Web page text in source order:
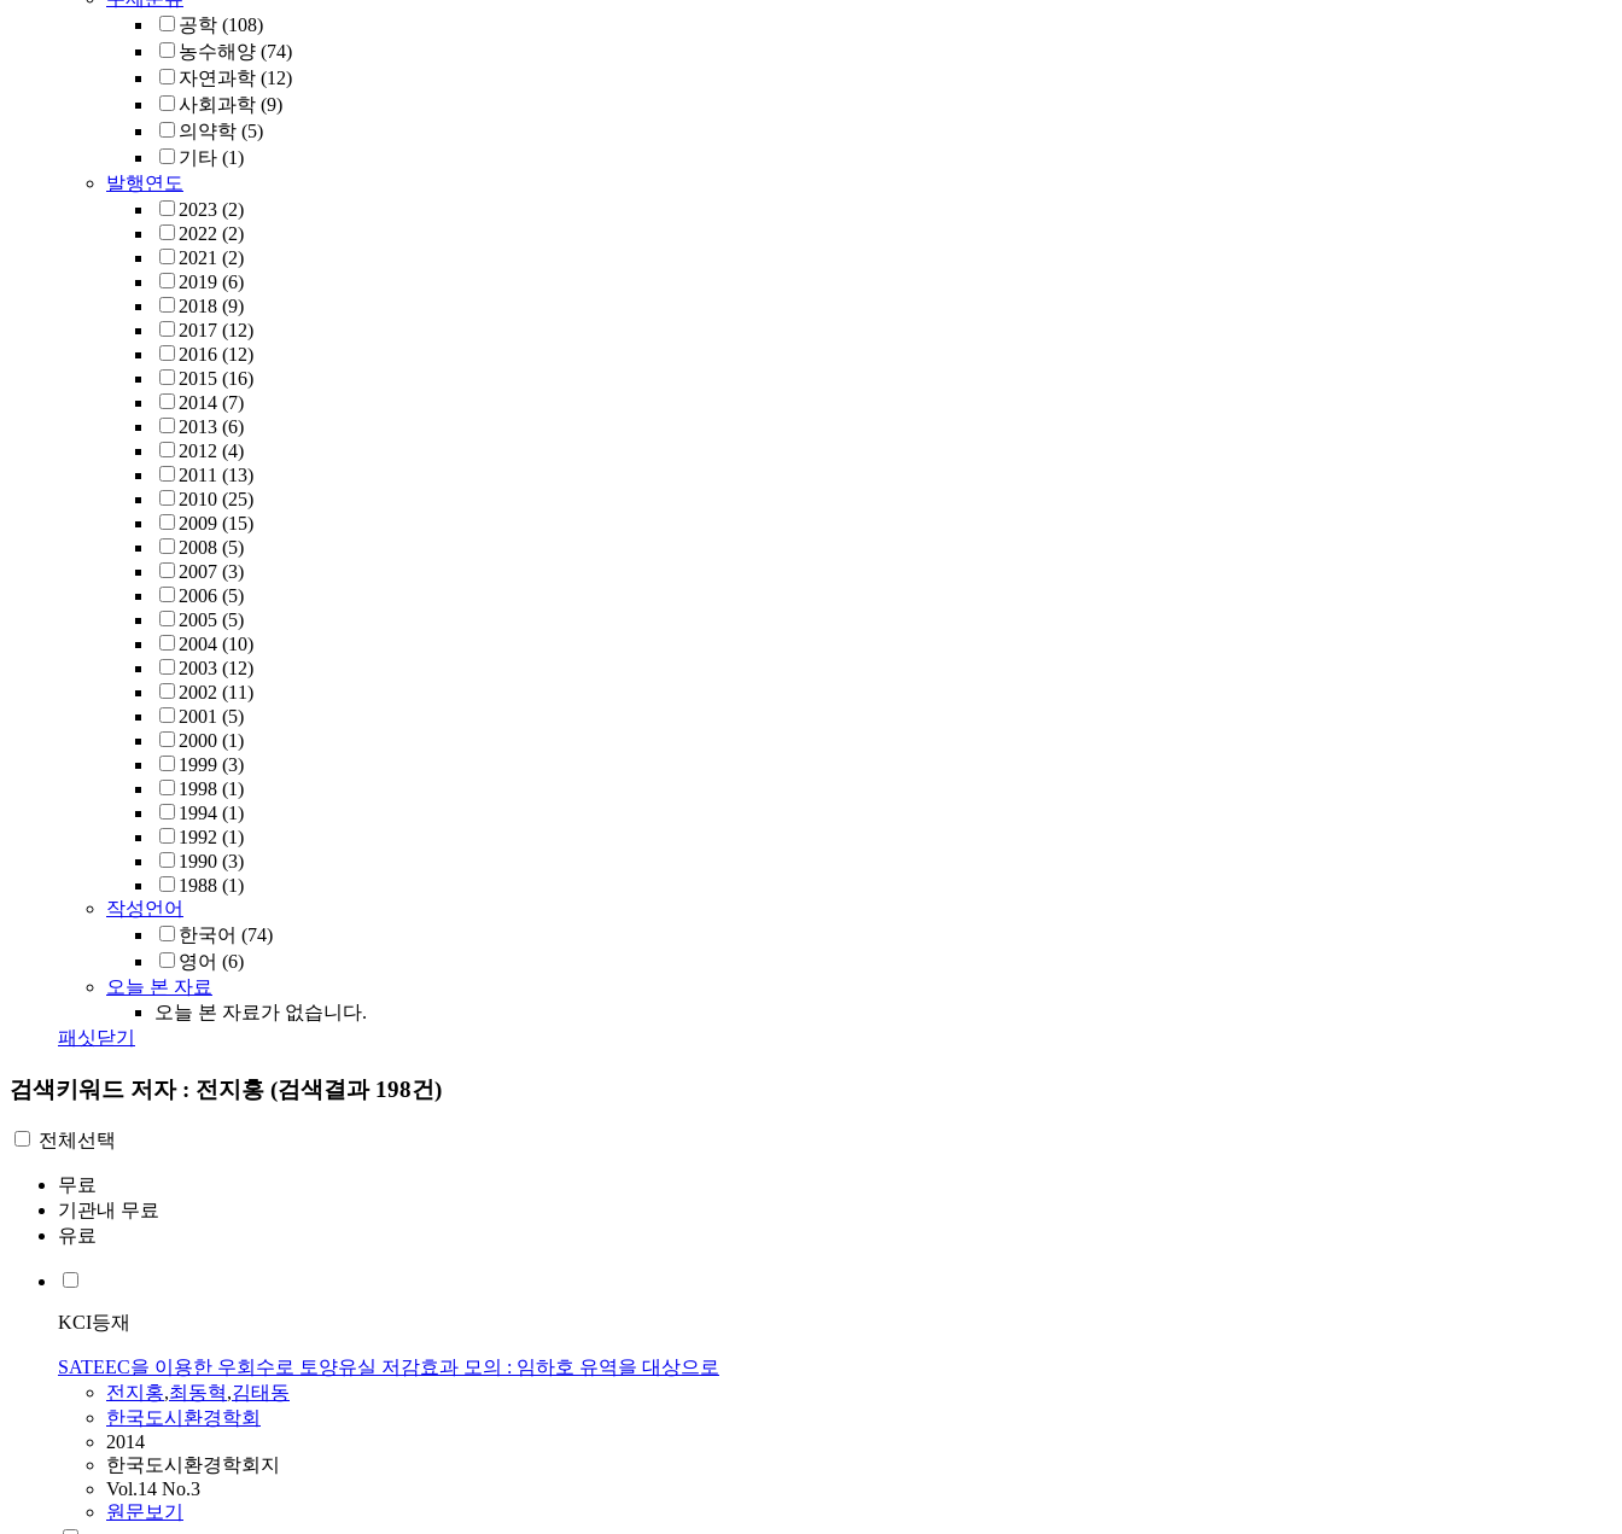
공학 (108)
농수해양 (74)
자연과학 (12)
사회과학 (9)
의약학 (5)
기타 (1)
발행연도
2023 (2)
2022 (2)
2021 (2)
2019 (6)
2018 (9)
2017 (12)
2016 (12)
2015 (16)
2014 (7)
2013 (6)
2012 (4)
2011 (13)
2010 (25)
2009 (15)
2008 (5)
2007 (3)
2006 (5)
2005 (5)
2004 (10)
2003 (12)
2002 (11)
2001 (5)
2000 (1)
1999 (3)
1998 (1)
1994 (1)
1992 (1)
1990 (3)
1988 (1)
작성언어
한국어 (74)
영어 (6)
오늘 본 자료
오늘 본 자료가 없습니다.
패싯닫기
검색키워드 저자 : 전지홍 (검색결과 198건)
전체선택
무료
기관내 무료
유료
KCI등재
SATEEC을 이용한 우회수로 토양유실 저감효과 모의 : 임하호 유역을 대상으로
전지홍,최동혁,김태동
한국도시환경학회
2014
한국도시환경학회지
Vol.14 No.3
원문보기